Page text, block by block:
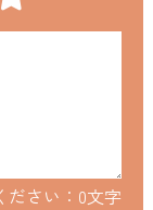
さい： 0文字